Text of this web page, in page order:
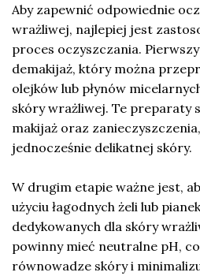
Aby zapewnić odpowiednie
wrażliwej, najlepiej jest
proces oczyszczania.
demakijaż, który można
olejków lub płynów
skóry wrażliwej. Te preparaty
makijaż oraz
jednocześnie delikatnej skóry.
W drugim etapie ważne jest,
użyciu łagodnych żeli lub
dedykowanych dla skóry
powinny mieć neutralne pH,
równowadze skóry i